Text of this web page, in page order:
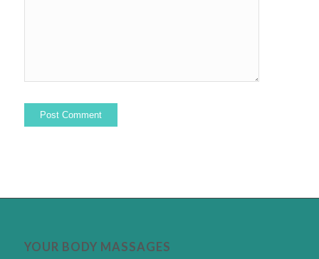
YOUR BODY MASSAGES